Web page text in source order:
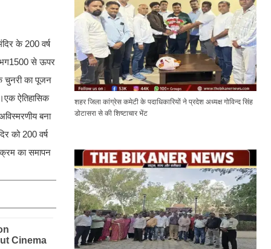
के 200 वर्ष
से ऊपर
चुनरी का पूजन
ऐतिहासिक
बना
को 200 वर्ष
का समापन
शहर जिला कांग्रेस कमेटी के पदाधिकारियों ने प्रदेश अध्यक्ष गोविन्द सिंह
डोटासरा से की शिष्टाचार भेंट